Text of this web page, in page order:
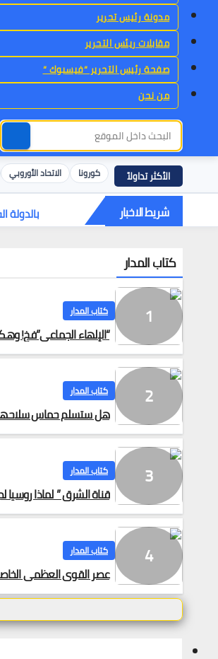
مدونة رئيس تحرير
مقابلات ريئس التحرير
صفحة رئيس التحرير “فيسبوك “
من نحن
كورونا الاتحاد الأوروبي
شريط الاخبار
كتاب المدار
كتاب المدار
“الإلهاء الجماعي”فخ!
كتاب المدار
هل ستسلم حماس
كتاب المدار
قناة الشرق ” لماذا
كتاب المدار
عصر القوى العظمى